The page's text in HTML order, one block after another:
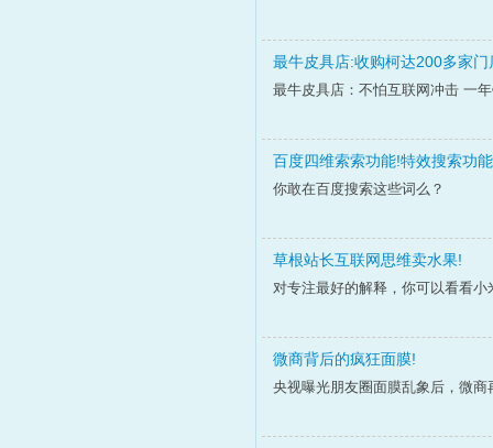
最牛皮具店:收购柯达200多家
最牛皮具店：不怕互联网冲击 一
百度四维索索功能!特效搜索功
你敢在百度搜索这些词么？
草根站长互联网思维卖水果!
对专注最好的解释，你可以看看
微商背后的疯狂面膜!
央视曝光朋友圈面膜乱象后，微商